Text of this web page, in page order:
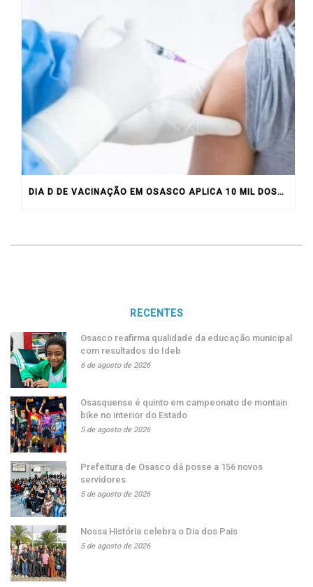
DIA D DE VACINAÇÃO EM OSASCO APLICA 10 MIL DOSES
RECENTES
Osasco reafirma qualidade da educação municipal
com resultados do Ideb
6 de agosto de 2026
Osasquense é quinto em campeonato de montain
bike no interior do Estado
5 de agosto de 2026
Prefeitura de Osasco dá posse a 156 novos
servidores
5 de agosto de 2026
Nossa História celebra o Dia dos Pais
5 de agosto de 2026